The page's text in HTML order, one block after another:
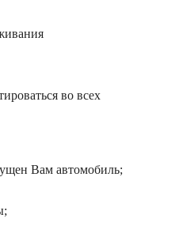
во всех
Вам автомобиль;